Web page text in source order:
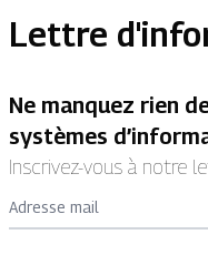
Lettre
Ne manquez rien
systèmes
Inscrivez-vous à notre
Adresse mail